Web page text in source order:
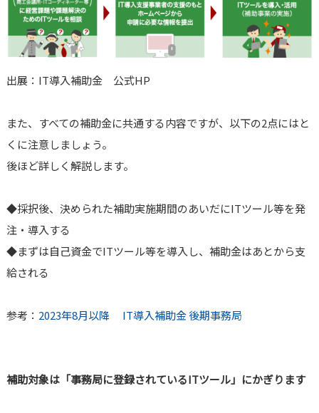
出展：IT導入補助金 公式HP
また、すべての補助金に共通する内容ですが、以下の2点にはと
くに注意しましょう。
後ほど詳しく解説します。
◆採択後、決められた補助実施期間のあいだにITツール等を発
注・導入する
◆まずは自己資金でITツール等を導入し、補助金はあとから支
給される
参考： 2023年8月以降 IT導入補助金 後期事務局
補助対象は「事務局に登録されているITツール」にかぎります